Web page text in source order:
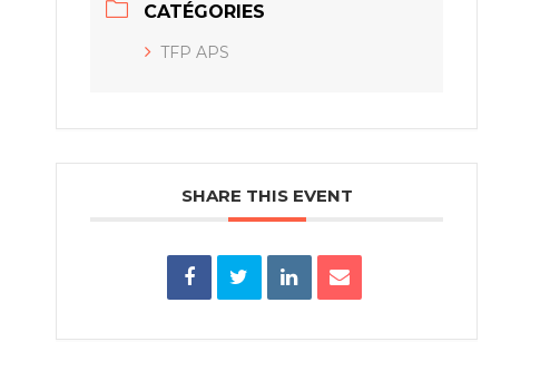
CATÉGORIES
TFP APS
SHARE THIS EVENT